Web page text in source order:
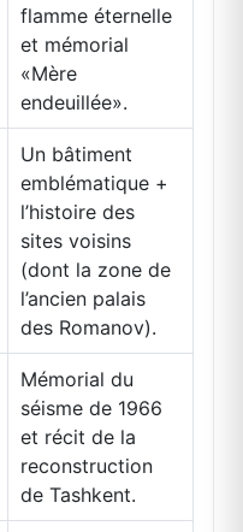
flamme éternelle
et mémorial
«Mère
endeuillée».
Un bâtiment
emblématique +
l’histoire des
sites voisins
(dont la zone de
l’ancien palais
des Romanov).
Mémorial du
séisme de 1966
et récit de la
reconstruction
de Tashkent.